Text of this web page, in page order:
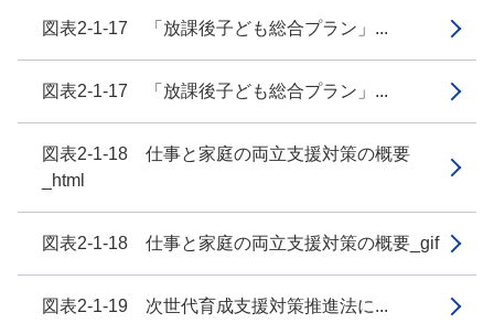
図表2-1-17 「放課後子ども総合プラン」...
図表2-1-17 「放課後子ども総合プラン」...
図表2-1-18 仕事と家庭の両立支援対策の概要
_html
図表2-1-18 仕事と家庭の両立支援対策の概要_gif
図表2-1-19 次世代育成支援対策推進法に...